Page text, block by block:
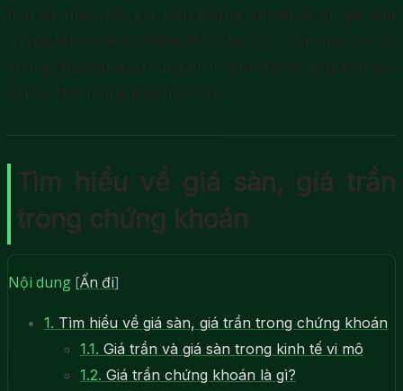
bạn có thắc mắc giá trần chứng khoán là gì, giá sàn
chứng khoán là gì, chúng được tạo ra nhằm mục đích gì
không? Bài viết của chúng mình dưới đây sẽ giúp bạn giải
đáp cụ thể những thắc mắc này.
Tìm hiểu về giá sàn, giá trần
trong chứng khoán
Nội dung [Ẩn đi]
1. Tìm hiểu về giá sàn, giá trần trong chứng khoán
1.1. Giá trần và giá sàn trong kinh tế vi mô
1.2. Giá trần chứng khoán là gì?